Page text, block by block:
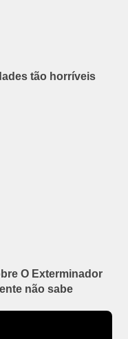
tão horríveis
O Exterminador
não sabe